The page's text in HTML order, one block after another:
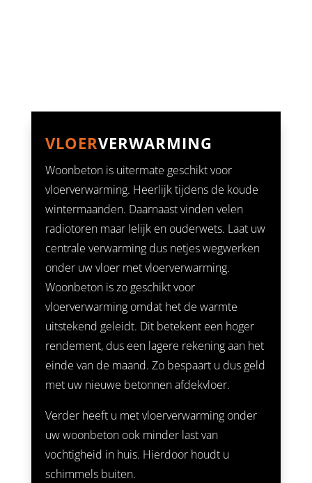
VLOERVERWARMING
Woonbeton is uitermate geschikt voor
vloerverwarming. Heerlijk tijdens de koude
wintermaanden. Daarnaast vinden velen
radiotoren maar lelijk en ouderwets. Laat uw
centrale verwarming dus netjes wegwerken
onder uw vloer met vloerverwarming.
Woonbeton is zo geschikt voor
vloerverwarming omdat het de warmte
uitstekend geleidt. Dit betekent een hoger
rendement, dus een lagere rekening aan het
einde van de maand. Zo bespaart u dus geld
met uw nieuwe betonnen afdekvloer.
Verder heeft u met vloerverwarming onder
uw woonbeton ook minder last van
vochtigheid in huis. Hierdoor houdt u
schimmels buiten.